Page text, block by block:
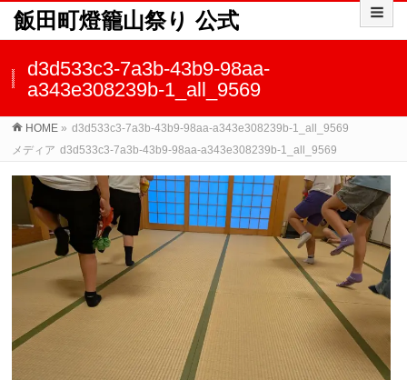
飯田町燈籠山祭り 公式
d3d533c3-7a3b-43b9-98aa-
a343e308239b-1_all_9569
HOME » d3d533c3-7a3b-43b9-98aa-a343e308239b-1_all_9569
メディア d3d533c3-7a3b-43b9-98aa-a343e308239b-1_all_9569